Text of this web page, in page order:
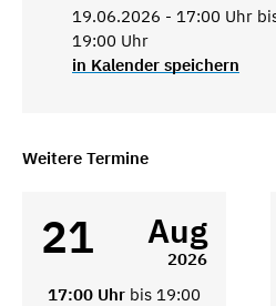
19.06.2026 - 17:00 Uhr
19:00 Uhr
in Kalender speichern
Weitere Termine
21 Aug
2026
17:00 Uhr bis 19:00